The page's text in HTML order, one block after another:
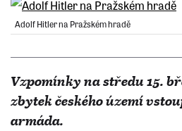
Adolf Hitler na Pražském hradě
Vzpomínky na středu 15.
zbytek českého území
armáda.